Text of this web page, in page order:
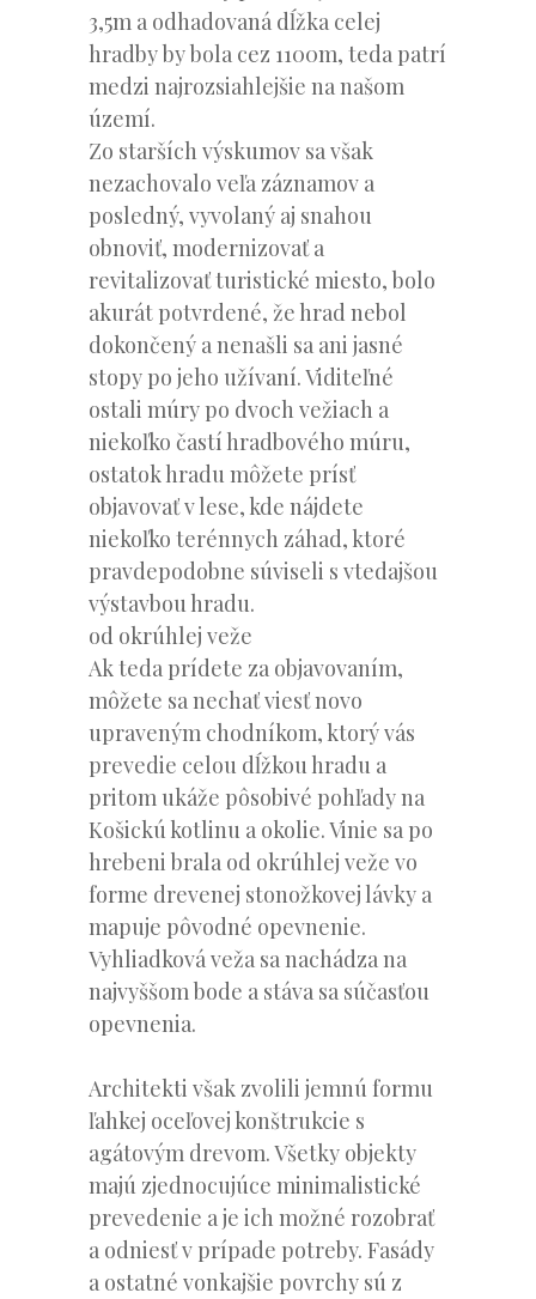
3,5m a odhadovaná dĺžka celej
hradby by bola cez 1100m, teda patrí
medzi najrozsiahlejšie na našom
území.
Zo starších výskumov sa však
nezachovalo veľa záznamov a
posledný, vyvolaný aj snahou
obnoviť, modernizovať a
revitalizovať turistické miesto, bolo
akurát potvrdené, že hrad nebol
dokončený a nenašli sa ani jasné
stopy po jeho užívaní. Viditeľné
ostali múry po dvoch vežiach a
niekoľko častí hradbového múru,
ostatok hradu môžete prísť
objavovať v lese, kde nájdete
niekoľko terénnych záhad, ktoré
pravdepodobne súviseli s vtedajšou
výstavbou hradu.
od okrúhlej veže
Ak teda prídete za objavovaním,
môžete sa nechať viesť novo
upraveným chodníkom, ktorý vás
prevedie celou dĺžkou hradu a
pritom ukáže pôsobivé pohľady na
Košickú kotlinu a okolie. Vinie sa po
hrebeni brala od okrúhlej veže vo
forme drevenej stonožkovej lávky a
mapuje pôvodné opevnenie.
Vyhliadková veža sa nachádza na
najvyššom bode a stáva sa súčasťou
opevnenia.
Architekti však zvolili jemnú formu
ľahkej oceľovej konštrukcie s
agátovým drevom. Všetky objekty
majú zjednocujúce minimalistické
prevedenie a je ich možné rozobrať
a odniesť v prípade potreby. Fasády
a ostatné vonkajšie povrchy sú z